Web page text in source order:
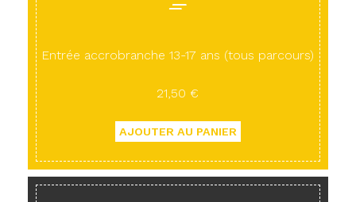
Entrée accrobranche 13-17 ans (tous parcours)
21,50 €